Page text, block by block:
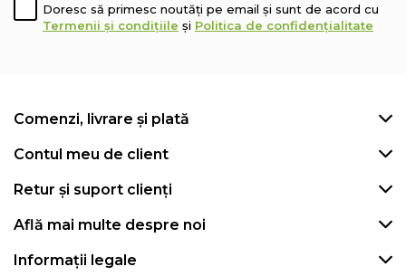
Doresc să primesc noutăți pe email și sunt de acord cu
Termenii și condițiile și Politica de confidențialitate
Comenzi, livrare și plată
Contul meu de client
Retur și suport clienți
Află mai multe despre noi
Informații legale